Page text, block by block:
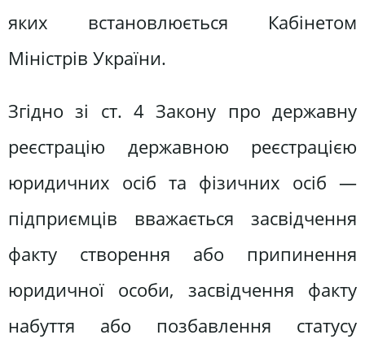
яких встановлюється Кабінетом
Міністрів України.
Згідно зі ст. 4 Закону про державну
реєстрацію державною реєстрацією
юридичних осіб та фізичних осіб —
підприємців вважається засвідчення
факту створення або припинення
юридичної особи, засвідчення факту
набуття або позбавлення статусу